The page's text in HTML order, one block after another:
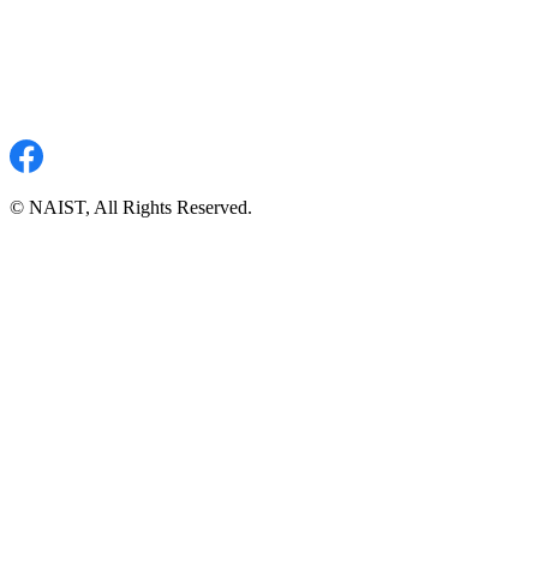
© NAIST, All Rights Reserved.